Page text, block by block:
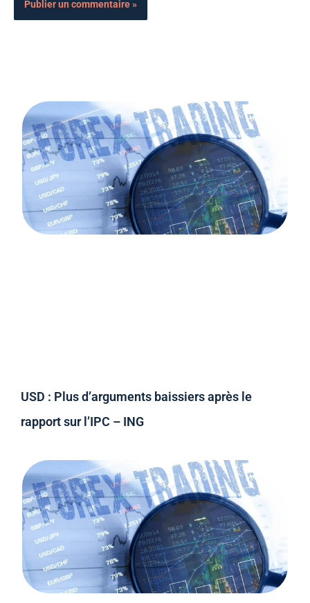
USD : Plus d’arguments baissiers après le
rapport sur l’IPC – ING